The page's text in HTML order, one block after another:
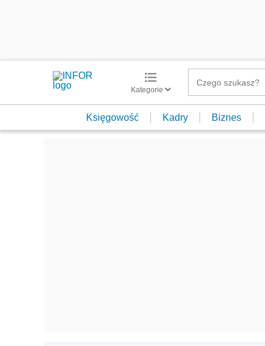
Kategorie
Księgowość Kadry Biznes